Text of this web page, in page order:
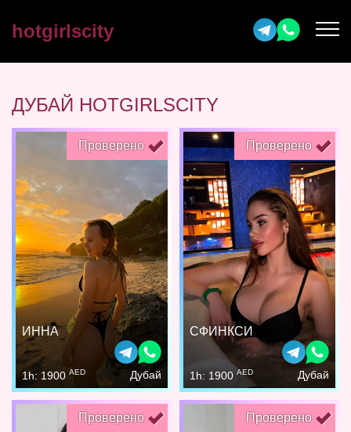
hotgirlscity
ДУБАЙ HOTGIRLSCITY
Проверено
ИННА
1h: 1900 AED Дубай
Проверено
СФИНКСИ
1h: 1900 AED Дубай
Проверено Проверено